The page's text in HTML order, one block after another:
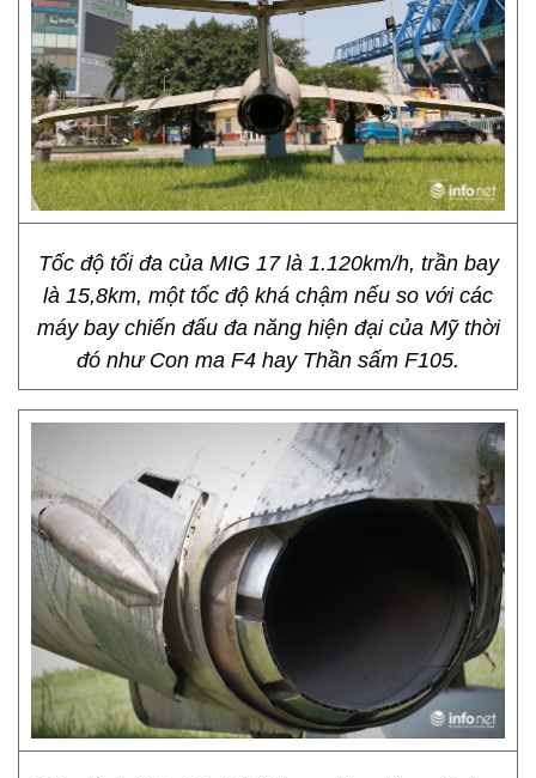
Tốc độ tối đa của MIG 17 là 1.120km/h, trần bay
là 15,8km, một tốc độ khá chậm nếu so với các
máy bay chiến đấu đa năng hiện đại của Mỹ thời
đó như Con ma F4 hay Thần sấm F105.